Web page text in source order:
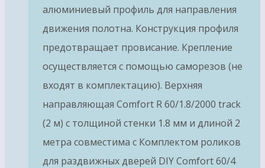
алюминиевый профиль для направления
движения полотна. Конструкция профиля
предотвращает провисание. Крепление
осуществляется с помощью саморезов (не
входят в комплектацию). Верхняя
направляющая Comfort R 60/1.8/2000 track
(2 м) с толщиной стенки 1.8 мм и длиной 2
метра совместима с Комплектом роликов
для раздвижных дверей DIY Comfort 60/4